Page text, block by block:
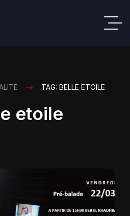
TAG: BELLE ETOILE
etoile